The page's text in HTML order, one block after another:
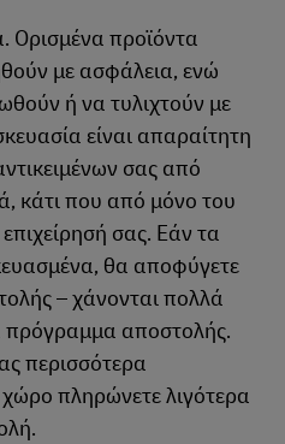
Ορισμένα προϊόντα
με ασφάλεια, ενώ
ή να τυλιχτούν με
είναι απαραίτητη
σας από
κάτι που από μόνο του
σας. Εάν τα
θα αποφύγετε
– χάνονται πολλά
πρόγραμμα αποστολής.
περισσότερα
χώρο πληρώνετε λιγότερα